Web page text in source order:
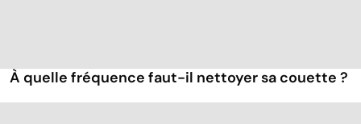
À quelle fréquence faut-il nettoyer sa couette ?